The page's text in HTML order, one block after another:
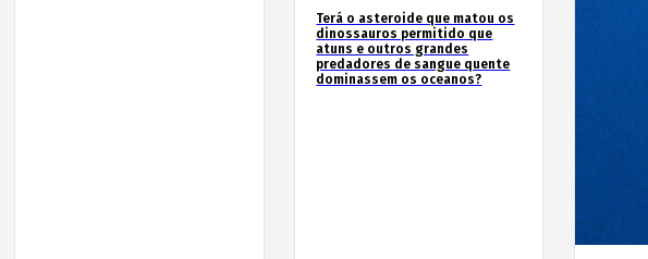
Terá o asteroide que matou os
dinossauros permitido que
atuns e outros grandes
predadores de sangue quente
dominassem os oceanos?